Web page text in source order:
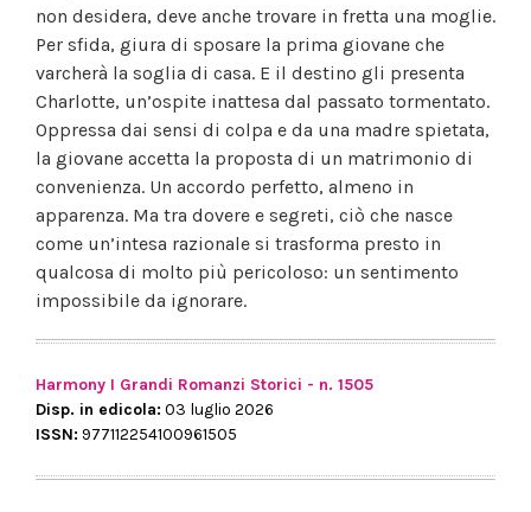
non desidera, deve anche trovare in fretta una moglie.
Per sfida, giura di sposare la prima giovane che
varcherà la soglia di casa. E il destino gli presenta
Charlotte, un’ospite inattesa dal passato tormentato.
Oppressa dai sensi di colpa e da una madre spietata,
la giovane accetta la proposta di un matrimonio di
convenienza. Un accordo perfetto, almeno in
apparenza. Ma tra dovere e segreti, ciò che nasce
come un’intesa razionale si trasforma presto in
qualcosa di molto più pericoloso: un sentimento
impossibile da ignorare.
Harmony I Grandi Romanzi Storici - n. 1505
Disp. in edicola: 03 luglio 2026
ISSN: 977112254100961505